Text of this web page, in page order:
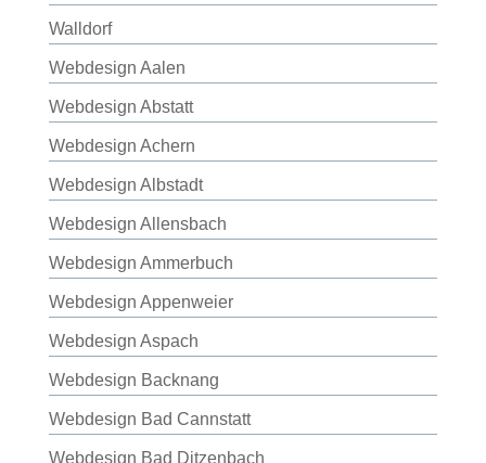
Walldorf
Webdesign Aalen
Webdesign Abstatt
Webdesign Achern
Webdesign Albstadt
Webdesign Allensbach
Webdesign Ammerbuch
Webdesign Appenweier
Webdesign Aspach
Webdesign Backnang
Webdesign Bad Cannstatt
Webdesign Bad Ditzenbach